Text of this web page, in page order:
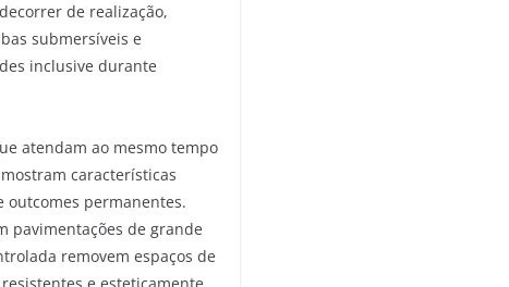
de realização,
submersíveis e
inclusive durante
atendam ao mesmo tempo
características
outcomes permanentes.
pavimentações de grande
removem espaços de